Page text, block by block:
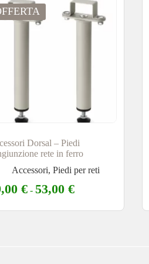
Dorsal – Piedi
rete in ferro
Accessori,Piedi per reti
€ - 53,00€